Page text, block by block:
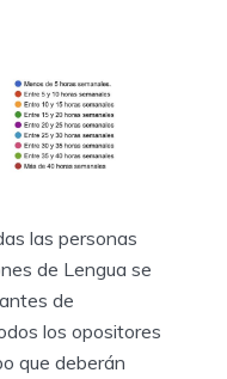
las personas
de Lengua se
de
los opositores
que deberán